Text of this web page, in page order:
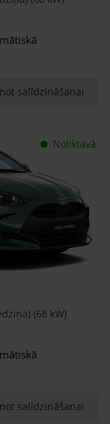
salīdzināšanai
Noliktavā
(68 kW)
salīdzināšanai